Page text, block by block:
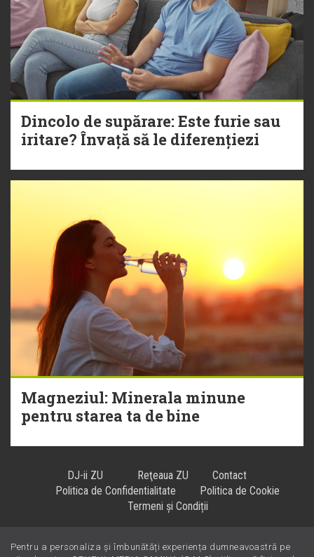
Dincolo de supărare: Este furie sau
iritare? Învață să le diferențiezi
Magneziul: Minerala minune
pentru starea ta de bine
DJ-ii ZU Reţeaua ZU
Contact
Politica de Confidentialitate
Politica de Cookie
Termeni și Condiții
Pentru a personaliza și îmbunătăți experiența dumneavoastră pe